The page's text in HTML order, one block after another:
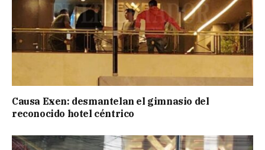
Causa Exen: desmantelan el gimnasio del
reconocido hotel céntrico